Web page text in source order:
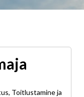
Toitlustamine ja